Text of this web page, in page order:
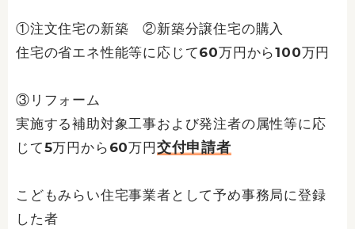
①注文住宅の新築 ②新築分譲住宅の購入
住宅の省エネ性能等に応じて60万円から100万円
③リフォーム
実施する補助対象工事および発注者の属性等に応
じて5万円から60万円交付申請者
こどもみらい住宅事業者として予め事務局に登録
した者